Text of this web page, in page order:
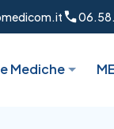
Mediche